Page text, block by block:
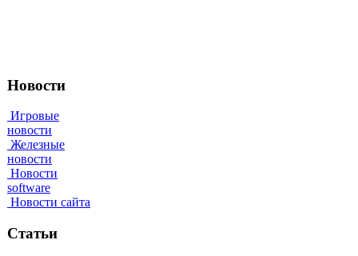
Новости
Игровые
новости
Железные
новости
Новости
software
Новости сайта
Статьи